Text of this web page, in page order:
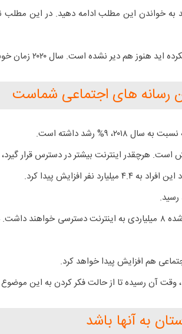
زمان خوبی برای راه اندازی اولین کمپین شماست.
است. هرچقدر اینترنت بیشتر در دسترس قرار
هم افزایش پیدا خواهد کرد.
وقت آن رسیده تا از حالت فکر کردن به این